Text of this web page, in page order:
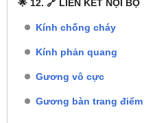
🌟 12. 🔗 LIÊN KẾT NỘI BỘ
Kính chống cháy
Kính phản quang
Gương vô cực
Gương bàn trang điểm